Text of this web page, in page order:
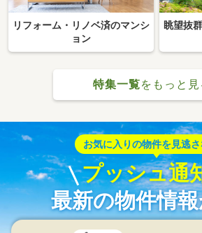
リフォーム・リノベ済のマンシ
ョン
眺望抜
特集一覧をもっと見
お気に入りの物件を見逃さ
プッシュ通
最新の物件情